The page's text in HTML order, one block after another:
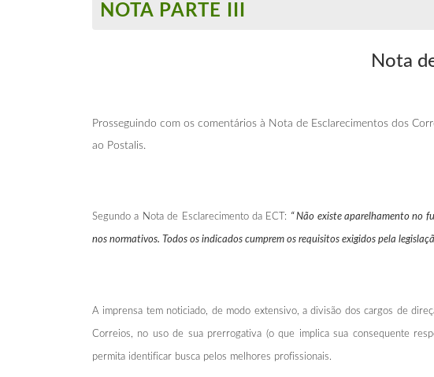
NOTA PARTE III
Nota
Prosseguindo com os comentários à Nota de Esclarecimentos dos
ao Postalis.
Segundo a Nota de Esclarecimento da ECT: “ Não existe aparelhamento no
nos normativos. Todos os indicados cumprem os requisitos exigidos pela
A imprensa tem noticiado, de modo extensivo, a divisão dos cargos de
Correios, no uso de sua prerrogativa (o que implica sua consequente
permita identificar busca pelos melhores profissionais.